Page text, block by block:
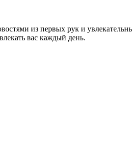
из первых рук и
вас каждый день.